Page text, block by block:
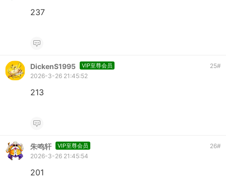
237
DickenS1995 VIP至尊会员 25#
2026-3-26 21:45:52
213
朱鸣轩 VIP至尊会员 26#
2026-3-26 21:45:54
201